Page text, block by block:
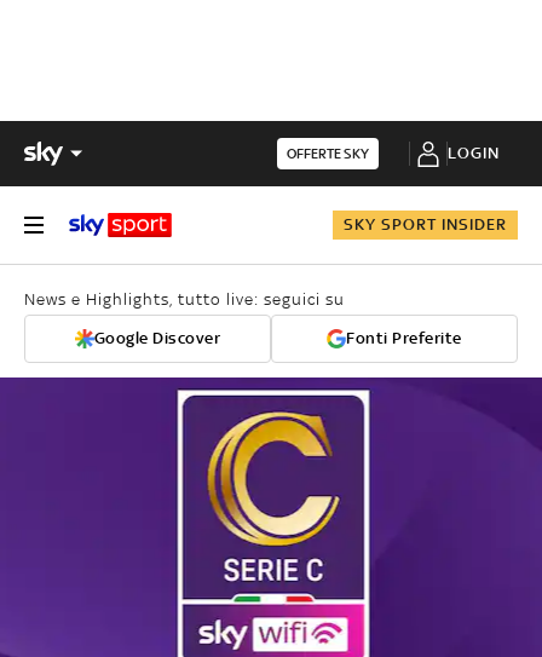
OFFERTE SKY LOGIN
SKY SPORT INSIDER
News e Highlights, tutto live: seguici su
Google Discover Fonti Preferite